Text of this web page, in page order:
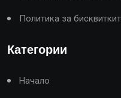
Политика за
Категории
Начало